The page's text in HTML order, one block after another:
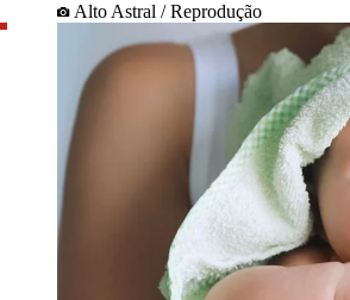
Alto Astral / Reprodução